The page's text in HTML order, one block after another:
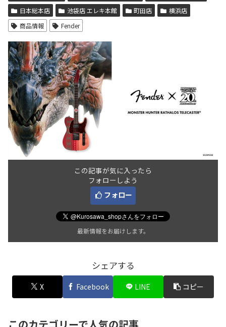
日本総本店
池袋店 エレキ本館 町田店
横浜店
商品情報
Fender
この記事が気に入ったら
フォローしよう
フォロー
最新情報をお届けします。
シェアする
X Facebook LINE コピー